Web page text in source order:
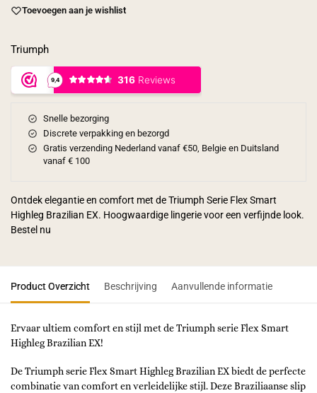
Toevoegen aan je wishlist
Triumph
Snelle bezorging
Discrete verpakking en bezorgd
Gratis verzending Nederland vanaf €50, Belgie en Duitsland
vanaf € 100
Ontdek elegantie en comfort met de Triumph Serie Flex Smart
Highleg Brazilian EX. Hoogwaardige lingerie voor een verfijnde look.
Bestel nu
Product Overzicht Beschrijving Aanvullende informatie
Ervaar ultiem comfort en stijl met de Triumph serie Flex Smart
Highleg Brazilian EX!
De Triumph serie Flex Smart Highleg Brazilian EX biedt de perfecte
combinatie van comfort en verleidelijke stijl. Deze Braziliaanse slip